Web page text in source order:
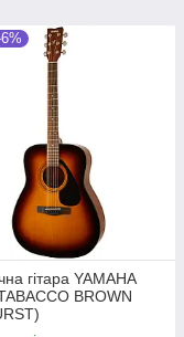
гітара YAMAHA
BROWN